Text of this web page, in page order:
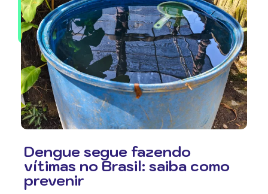
Dengue segue fazendo
vítimas no Brasil: saiba como
prevenir